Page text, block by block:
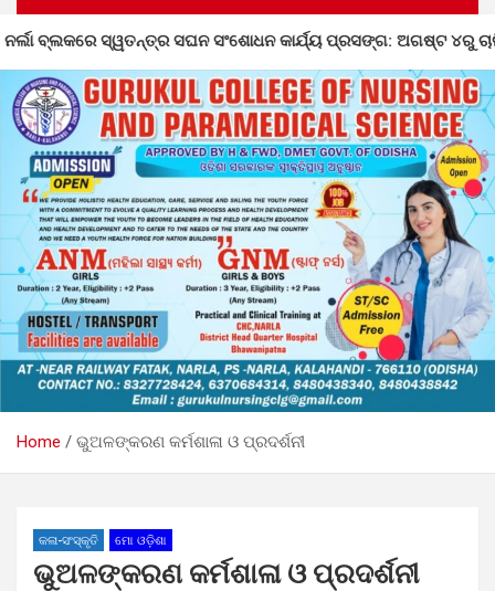
କାର୍ଯ୍ୟ ପ୍ରସଙ୍ଗ: ଅଗଷ୍ଟ ୪ରୁ ଚାଲିଛି ଅସଙ୍ଗତି ସଂଶୋଧନ
Home ଭୁଅଳଙ୍କରଣ କର୍ମଶାଳା ଓ ପ୍ରଦର୍ଶନୀ
କଳା-ସଂସ୍କୃତି ମୋ ଓଡ଼ିଶା
ଭୁଅଳଙ୍କରଣ କର୍ମଶାଳା ଓ ପ୍ରଦର୍ଶନୀ